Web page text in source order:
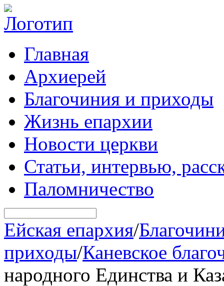
Главная
Архиерей
Благочиния и приходы
Жизнь епархии
Новости церкви
Статьи, интервью,
Паломничество
Ейская епархия/
приходы/Каневское
народного Единства и